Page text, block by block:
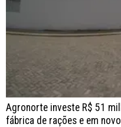
Agronorte investe R$ 51
fábrica de rações e em